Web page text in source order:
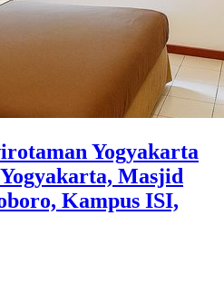
Yogyakarta
Masjid
Kampus ISI,